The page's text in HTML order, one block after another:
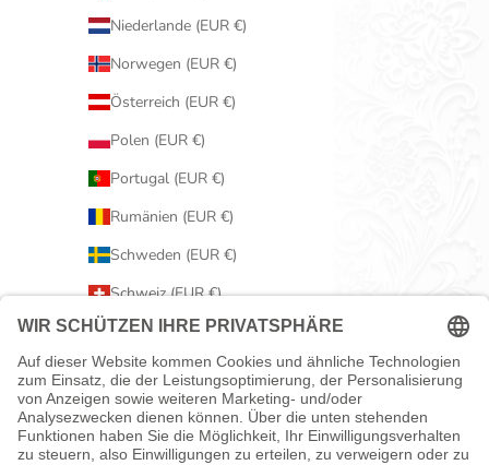
Niederlande (EUR €)
Norwegen (EUR €)
Österreich (EUR €)
Polen (EUR €)
Portugal (EUR €)
Rumänien (EUR €)
Schweden (EUR €)
Schweiz (EUR €)
Serbien (EUR €)
Slowakei (EUR €)
Slowenien (EUR €)
Spanien (EUR €)